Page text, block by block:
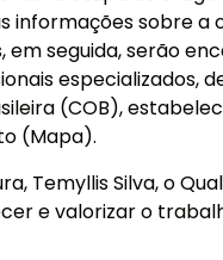
informações sobre a
seguida, serão
especializados,
(COB),
(Mapa).
Temyllis Silva, o
e valorizar o